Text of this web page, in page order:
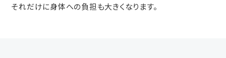
それだけに身体への負担も大きくなります。